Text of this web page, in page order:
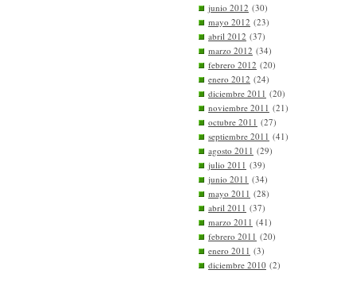
junio 2012 (30)
mayo 2012 (23)
abril 2012 (37)
marzo 2012 (34)
febrero 2012 (20)
enero 2012 (24)
diciembre 2011 (20)
noviembre 2011 (21)
octubre 2011 (27)
septiembre 2011 (41)
agosto 2011 (29)
julio 2011 (39)
junio 2011 (34)
mayo 2011 (28)
abril 2011 (37)
marzo 2011 (41)
febrero 2011 (20)
enero 2011 (3)
diciembre 2010 (2)